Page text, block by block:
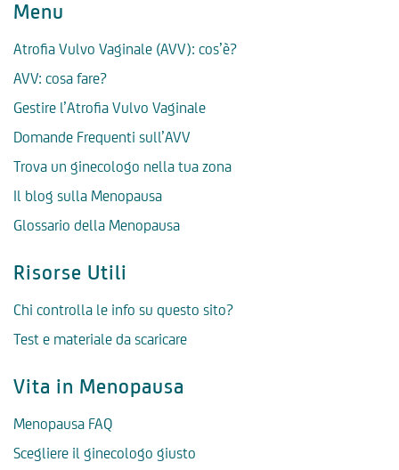
Menu
Atrofia Vulvo Vaginale (AVV): cos’è?
AVV: cosa fare?
Gestire l’Atrofia Vulvo Vaginale
Domande Frequenti sull’AVV
Trova un ginecologo nella tua zona
Il blog sulla Menopausa
Glossario della Menopausa
Risorse Utili
Chi controlla le info su questo sito?
Test e materiale da scaricare
Vita in Menopausa
Menopausa FAQ
Scegliere il ginecologo giusto